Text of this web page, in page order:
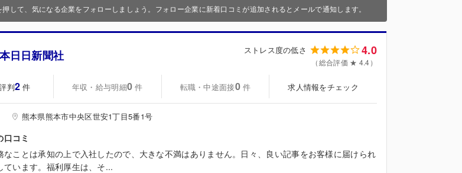
押して、気になる企業をフォローしましょう。フォロー企業に新着口コミが追加されるとメールで通知します。
日日新聞社 ストレス度の低さ 4.0
（総合評価 ★ 4.4）
判2 件 年収・給与明細0 件 転職・中途面接0 件 求人情報をチェック
熊本県熊本市中央区世安1丁目5番1号
口コミ
なことは承知の上で入社したので、大きな不満はありません。日々、良い記事をお客様に届けられ
ています。福利厚生は、そ...